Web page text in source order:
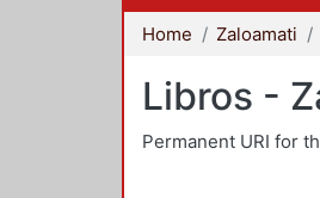
Home Zaloamati
Libros -
Permanent URI for